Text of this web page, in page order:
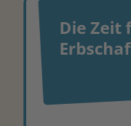
Die Zeit